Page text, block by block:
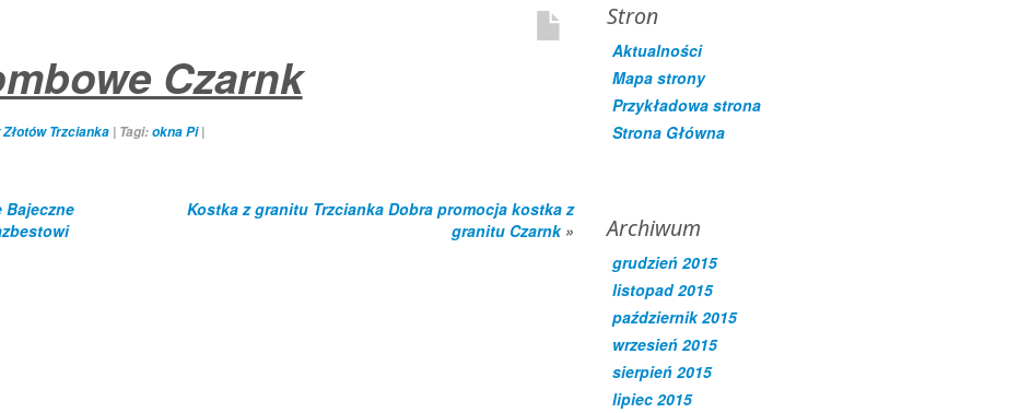
Czarnk
Trzcianka | Tagi:okna Pi |
Bajeczne
Kostka z granitu Trzcianka Dobra promocja kostka z
granitu Czarnk»
Stron
Aktualności
Mapa strony
Przykładowa strona
Strona Główna
Archiwum
grudzień 2015
listopad 2015
październik 2015
wrzesień 2015
sierpień 2015
lipiec 2015